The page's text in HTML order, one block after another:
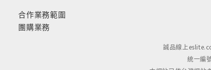
合作業務範圍
團購業務
誠品線上
統一編